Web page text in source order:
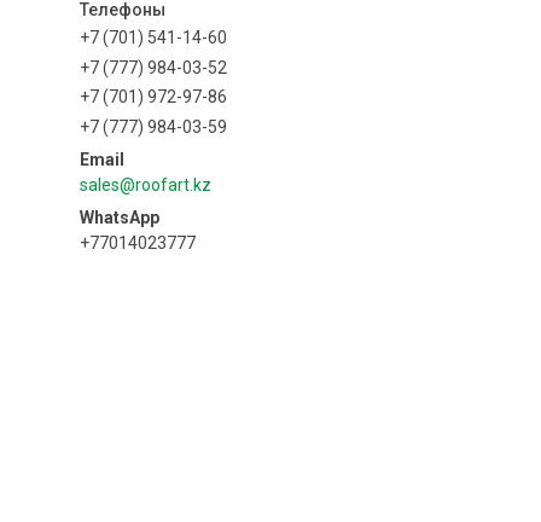
+7 (701) 541-14-60
+7 (777) 984-03-52
+7 (701) 972-97-86
+7 (777) 984-03-59
sales@roofart.kz
+77014023777